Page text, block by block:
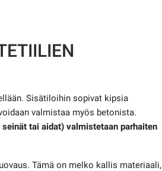
Sisätiloihin sopivat kipsia
valmistaa myös betonista.
tai aidat) valmistetaan parhaiten
Tämä on melko kallis materiaali,